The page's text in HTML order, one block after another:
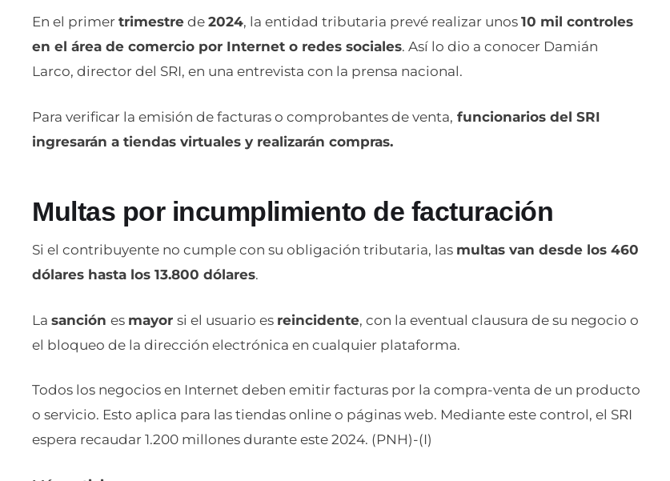
En el primer trimestre de 2024, la entidad tributaria prevé realizar unos 10 mil controles
en el área de comercio por Internet o redes sociales. Así lo dio a conocer Damián
Larco, director del SRI, en una entrevista con la prensa nacional.
Para verificar la emisión de facturas o comprobantes de venta, funcionarios del SRI
ingresarán a tiendas virtuales y realizarán compras.
Multas por incumplimiento de facturación
Si el contribuyente no cumple con su obligación tributaria, las multas van desde los 460
dólares hasta los 13.800 dólares.
La sanción es mayor si el usuario es reincidente, con la eventual clausura de su negocio o
el bloqueo de la dirección electrónica en cualquier plataforma.
Todos los negocios en Internet deben emitir facturas por la compra-venta de un producto
o servicio. Esto aplica para las tiendas online o páginas web. Mediante este control, el SRI
espera recaudar 1.200 millones durante este 2024. (PNH)-(I)